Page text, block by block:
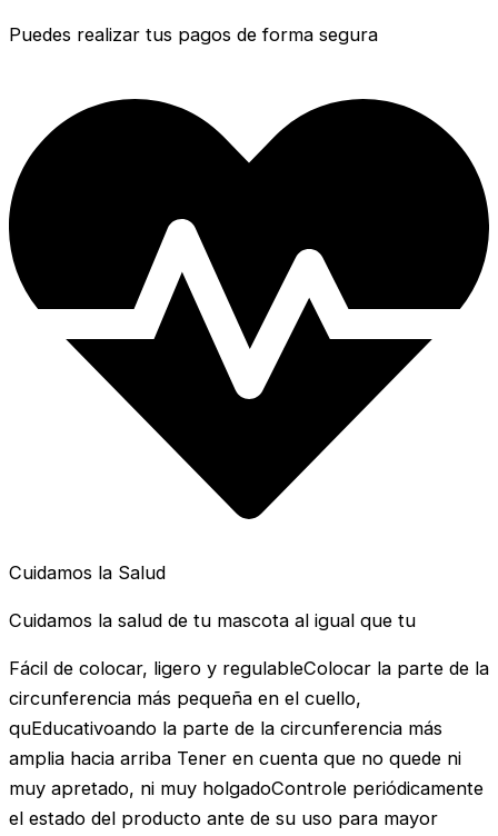
Puedes realizar tus pagos de forma segura
Cuidamos la Salud
Cuidamos la salud de tu mascota al igual que tu
Fácil de colocar, ligero y regulableColocar la parte de la
circunferencia más pequeña en el cuello,
quEducativoando la parte de la circunferencia más
amplia hacia arriba Tener en cuenta que no quede ni
muy apretado, ni muy holgadoControle periódicamente
el estado del producto ante de su uso para mayor